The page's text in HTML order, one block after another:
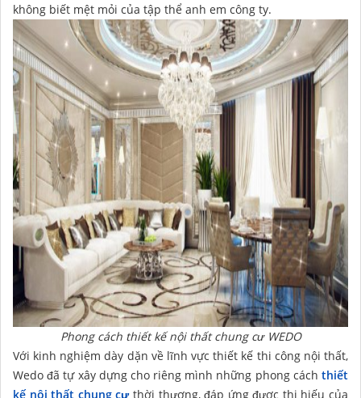
không biết mệt mỏi của tập thể anh em công ty.
Phong cách thiết kế nội thất chung cư WEDO
Với kinh nghiệm dày dặn về lĩnh vực thiết kế thi công nội thất,
Wedo đã tự xây dựng cho riêng mình những phong cách thiết
kế nội thất chung cư thời thượng, đáp ứng được thị hiếu của